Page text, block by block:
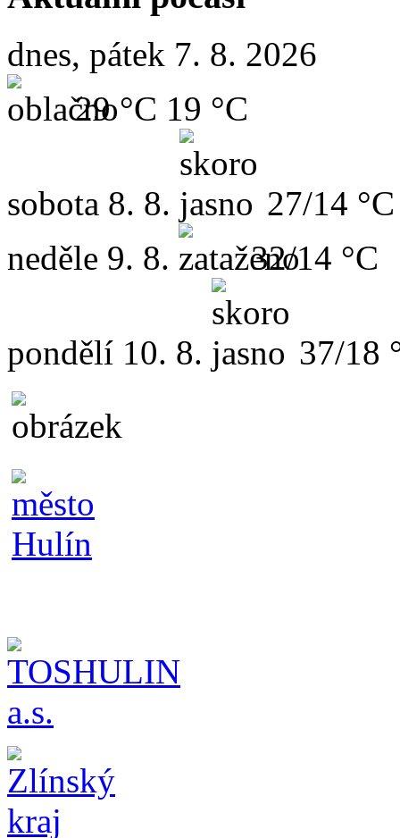
dnes, pátek 7. 8. 2026
29 °C 19 °C
sobota 8. 8.
27/14 °C
neděle 9. 8. 32/14 °C
pondělí 10. 8. 37/18